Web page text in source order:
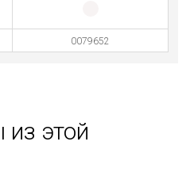
0079652
из этой